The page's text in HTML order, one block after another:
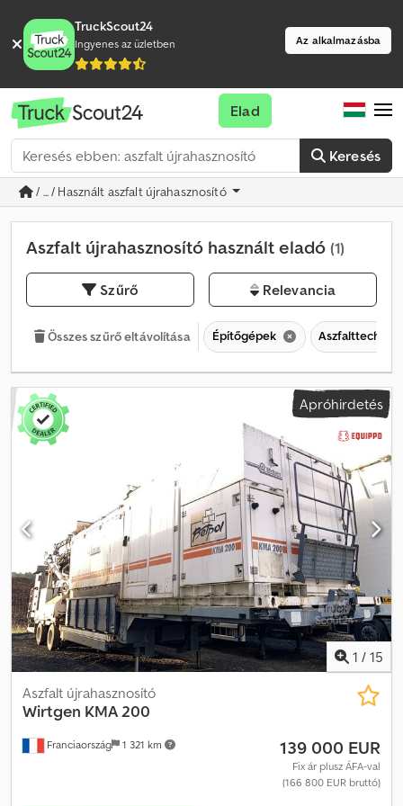
TruckScout24
Ingyenes az üzletben Az alkalmazásba
Keresés
Elad
/ ... / Használt aszfalt újrahasznosító
Aszfalt újrahasznosító használt eladó (1)
Szűrő Relevancia
Összes szűrő eltávolítása Építőgépek
Apróhirdetés
1 / 15
Franciaország 1 321 km
Aszfalt újrahasznosító
Wirtgen KMA 200
139 000 EUR
Fix ár plusz ÁFA-val
(166 800 EUR bruttó)